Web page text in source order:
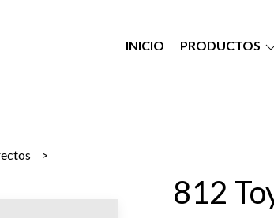
INICIO PRODUCTOS
812